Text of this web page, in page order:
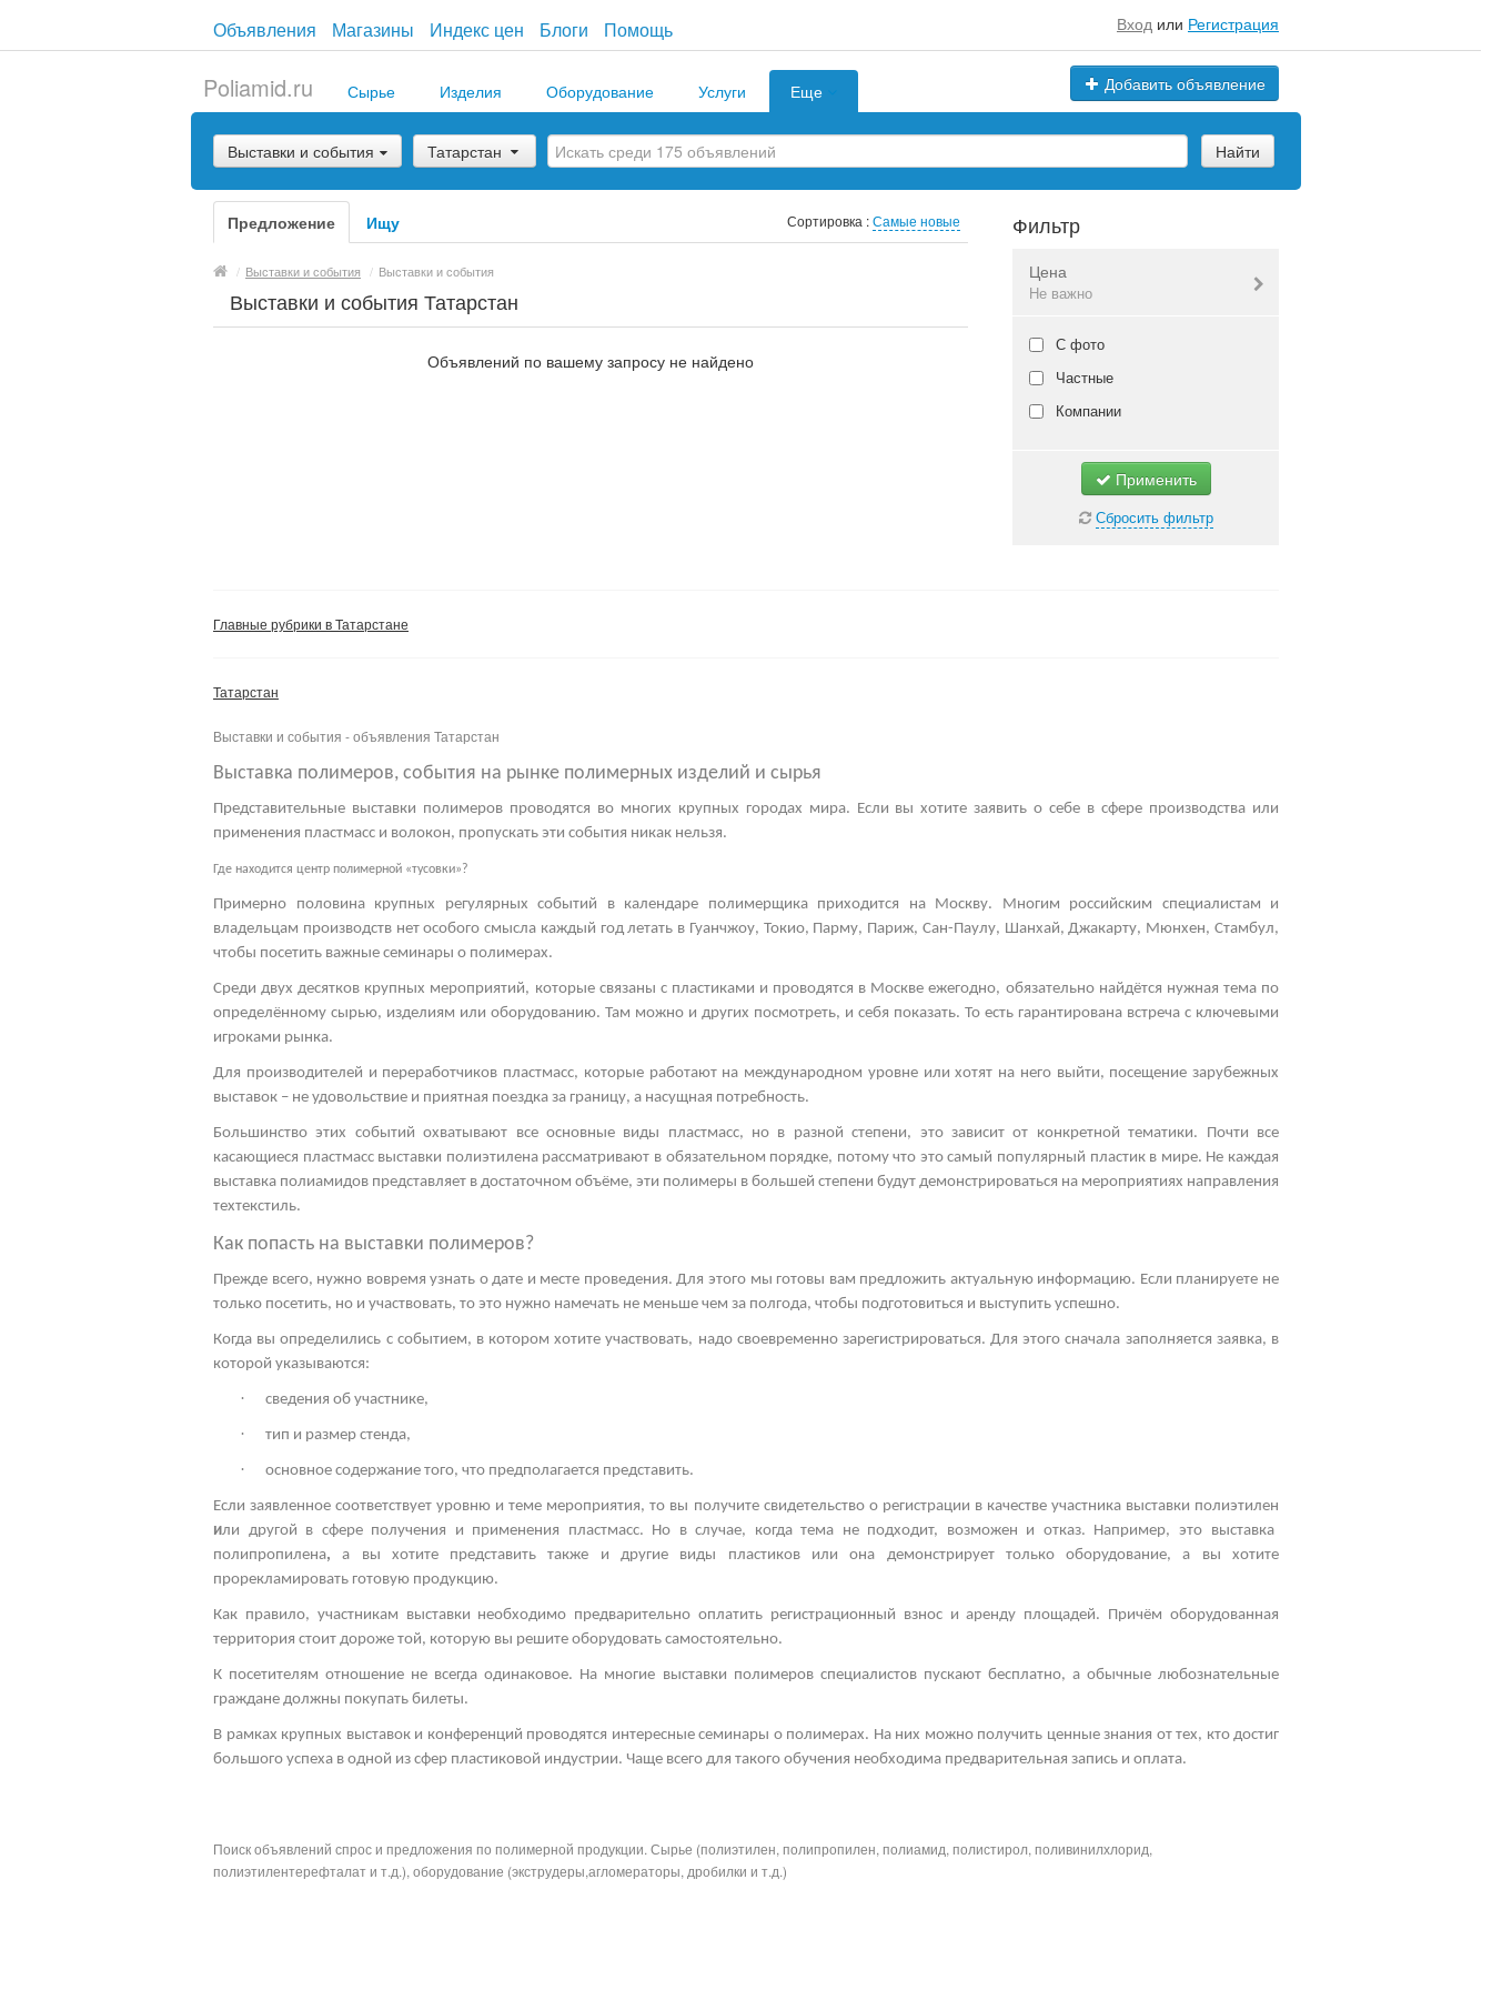
Объявления Магазины Индекс цен Блоги Помощь Вход или Регистрация
Добавить объявление
Poliamid.ru Сырье Изделия Оборудование Услуги Еще
Выставки и события Татарстан Найти
Предложение Ищу Сортировка :Самые новые
/ Выставки и события / Выставки и события
Выставки и события Татарстан
Объявлений по вашему запросу не найдено
Фильтр
Цена
Не важно
Валюта:руб.
С фото
Частные
Компании
Применить
Сбросить фильтр
Главные рубрики в Татарстане
Татарстан
Выставки и события - объявления Татарстан
Выставка полимеров, события на рынке полимерных изделий и сырья
Представительные выставки полимеровпроводятся во многих крупных городах мира. Если вы хотите заявить о себе в сфере производства или
применения пластмасс и волокон, пропускать эти события никак нельзя.
Где находится центр полимерной «тусовки»?
Примерно половина крупных регулярных событий в календаре полимерщика приходится на Москву. Многим российским специалистам и
владельцам производств нет особого смысла каждый год летать в Гуанчжоу, Токио, Парму, Париж, Сан-Паулу, Шанхай, Джакарту, Мюнхен, Стамбул,
чтобы посетить важные семинары о полимерах.
Среди двух десятков крупных мероприятий, которые связаны с пластиками и проводятся в Москве ежегодно, обязательно найдётся нужная тема по
определённому сырью, изделиям или оборудованию. Там можно и других посмотреть, и себя показать. То есть гарантирована встреча с ключевыми
игроками рынка.
Для производителей и переработчиков пластмасс, которые работают на международном уровне или хотят на него выйти, посещение зарубежных
выставок – не удовольствие и приятная поездка за границу, а насущная потребность.
Большинство этих событий охватывают все основные виды пластмасс, но в разной степени, это зависит от конкретной тематики. Почти все
касающиеся пластмасс выставки полиэтилена рассматривают в обязательном порядке, потому что это самый популярный пластик в мире. Не каждая
выставка полиамидов представляет в достаточном объёме, эти полимеры в большей степени будут демонстрироваться на мероприятиях направления
техтекстиль.
Как попасть на выставки полимеров?
Прежде всего, нужно вовремя узнать о дате и месте проведения. Для этого мы готовы вам предложить актуальную информацию. Если планируете не
только посетить, но и участвовать, то это нужно намечать не меньше чем за полгода, чтобы подготовиться и выступить успешно.
Когда вы определились с событием, в котором хотите участвовать, надо своевременно зарегистрироваться. Для этого сначала заполняется заявка, в
которой указываются:
· сведения об участнике,
· тип и размер стенда,
· основное содержание того, что предполагается представить.
Если заявленное соответствует уровню и теме мероприятия, то вы получите свидетельство о регистрации в качестве участника выставки полиэтилен
или другой в сфере получения и применения пластмасс. Но в случае, когда тема не подходит, возможен и отказ. Например, это выставка
полипропилена,а вы хотите представить также и другие виды пластиков
или она демонстрирует только оборудование, а вы хотите
прорекламировать готовую продукцию.
Как правило, участникам выставки необходимо предварительно оплатить регистрационный взнос и аренду площадей. Причём оборудованная
территория стоит дороже той, которую вы решите оборудовать самостоятельно.
К посетителям отношение не всегда одинаковое. На многие выставки полимеровспециалистов пускают бесплатно, а обычные любознательные
граждане должны покупать билеты.
В рамках крупных выставок и конференций проводятся интересные семинары о полимерах. На них можно получить ценные знания от тех, кто достиг
большого успеха в одной из сфер пластиковой индустрии. Чаще всего для такого обучения необходима предварительная запись и оплата.
Поиск объявлений спрос и предложения по полимерной продукции. Сырье (полиэтилен, полипропилен, полиамид, полистирол, поливинилхлорид,
полиэтилентерефталат и т.д.), оборудование (экструдеры,агломераторы, дробилки и т.д.)